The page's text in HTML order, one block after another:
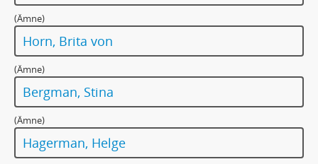
(Ämne)
Horn, Brita von
(Ämne)
Bergman, Stina
(Ämne)
Hagerman, Helge